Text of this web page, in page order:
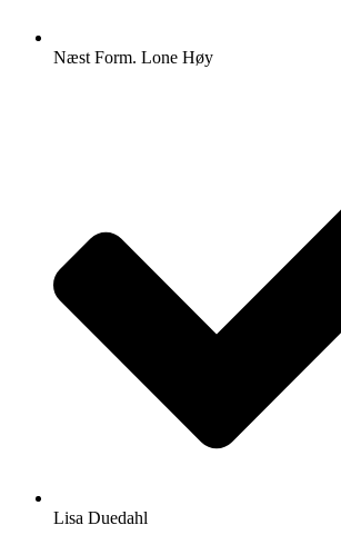
Næst Form. Lone Høy
Lisa Duedahl